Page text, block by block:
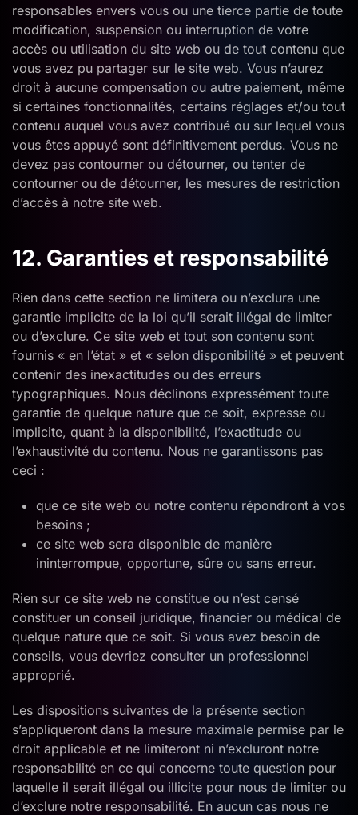
responsables envers vous ou une tierce partie de toute
modification, suspension ou interruption de votre
accès ou utilisation du site web ou de tout contenu que
vous avez pu partager sur le site web. Vous n’aurez
droit à aucune compensation ou autre paiement, même
si certaines fonctionnalités, certains réglages et/ou tout
contenu auquel vous avez contribué ou sur lequel vous
vous êtes appuyé sont définitivement perdus. Vous ne
devez pas contourner ou détourner, ou tenter de
contourner ou de détourner, les mesures de restriction
d’accès à notre site web.
12. Garanties et responsabilité
Rien dans cette section ne limitera ou n’exclura une
garantie implicite de la loi qu’il serait illégal de limiter
ou d’exclure. Ce site web et tout son contenu sont
fournis « en l’état » et « selon disponibilité » et peuvent
contenir des inexactitudes ou des erreurs
typographiques. Nous déclinons expressément toute
garantie de quelque nature que ce soit, expresse ou
implicite, quant à la disponibilité, l’exactitude ou
l’exhaustivité du contenu. Nous ne garantissons pas
ceci :
que ce site web ou notre contenu répondront à vos
besoins ;
ce site web sera disponible de manière
ininterrompue, opportune, sûre ou sans erreur.
Rien sur ce site web ne constitue ou n’est censé
constituer un conseil juridique, financier ou médical de
quelque nature que ce soit. Si vous avez besoin de
conseils, vous devriez consulter un professionnel
approprié.
Les dispositions suivantes de la présente section
s’appliqueront dans la mesure maximale permise par le
droit applicable et ne limiteront ni n’excluront notre
responsabilité en ce qui concerne toute question pour
laquelle il serait illégal ou illicite pour nous de limiter ou
d’exclure notre responsabilité. En aucun cas nous ne